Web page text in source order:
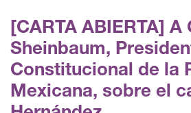
[CARTA ABIERTA] A
Sheinbaum,
Constitucional de la
Mexicana, sobre el